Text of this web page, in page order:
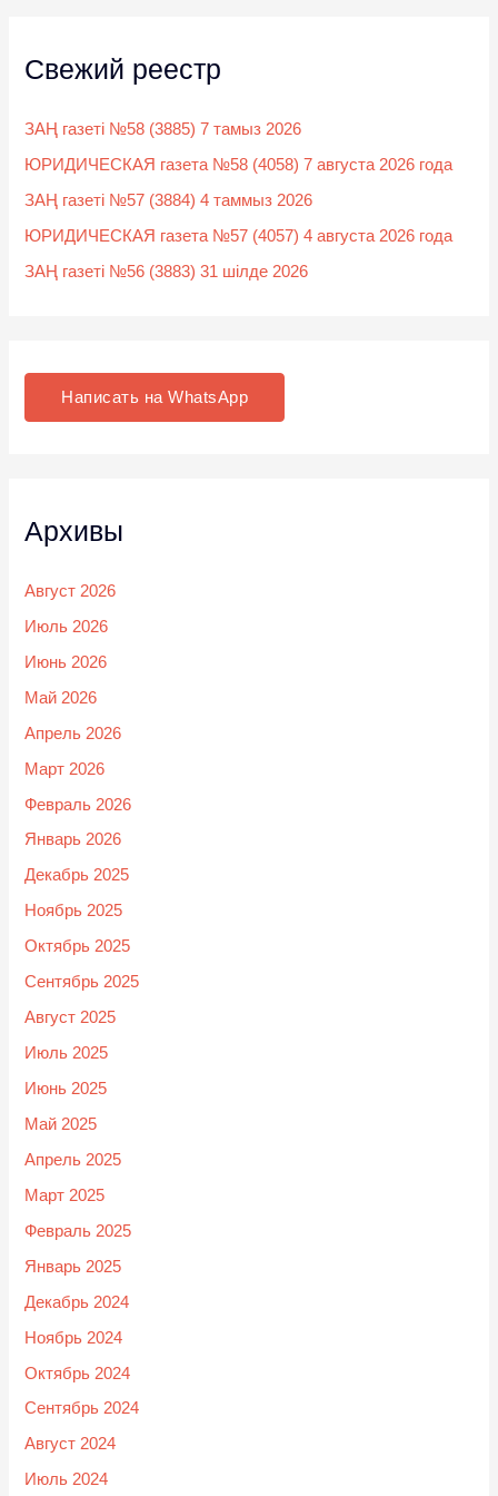
Свежий реестр
ЗАҢ газеті №58 (3885) 7 тамыз 2026
ЮРИДИЧЕСКАЯ газета №58 (4058) 7 августа 2026 года
ЗАҢ газеті №57 (3884) 4 таммыз 2026
ЮРИДИЧЕСКАЯ газета №57 (4057) 4 августа 2026 года
ЗАҢ газеті №56 (3883) 31 шілде 2026
Написать на WhatsApp
Архивы
Август 2026
Июль 2026
Июнь 2026
Май 2026
Апрель 2026
Март 2026
Февраль 2026
Январь 2026
Декабрь 2025
Ноябрь 2025
Октябрь 2025
Сентябрь 2025
Август 2025
Июль 2025
Июнь 2025
Май 2025
Апрель 2025
Март 2025
Февраль 2025
Январь 2025
Декабрь 2024
Ноябрь 2024
Октябрь 2024
Сентябрь 2024
Август 2024
Июль 2024